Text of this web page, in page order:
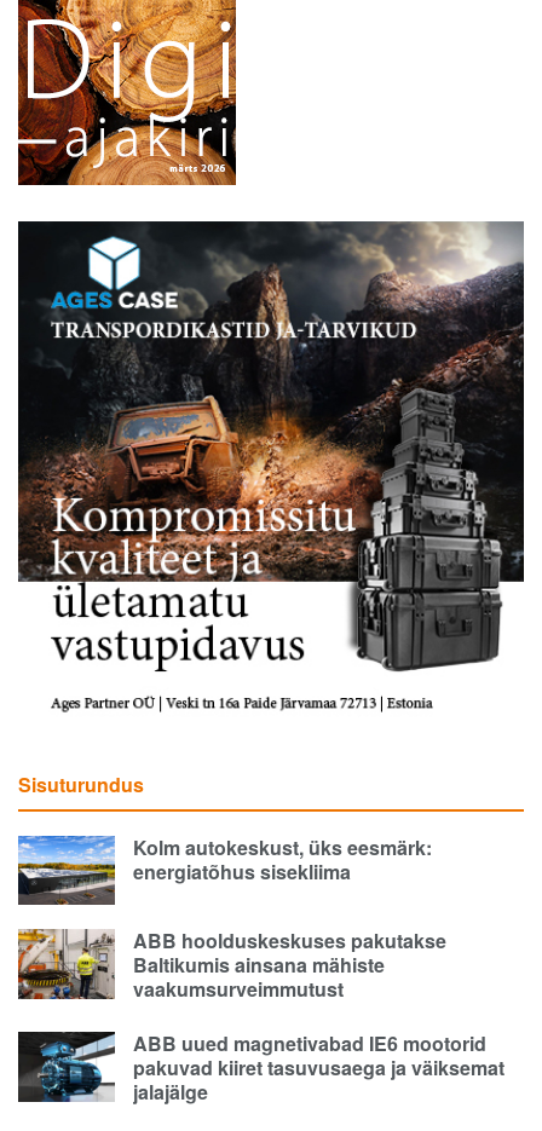
Sisuturundus
Kolm autokeskust, üks eesmärk:
energiatõhus sisekliima
ABB hoolduskeskuses pakutakse
Baltikumis ainsana mähiste
vaakumsurveimmutust
ABB uued magnetivabad IE6 mootorid
pakuvad kiiret tasuvusaega ja väiksemat
jalajälge